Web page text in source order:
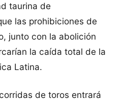
taurina de
las prohibiciones de
junto con la abolición
la caída total de la
Latina.
de toros entrará